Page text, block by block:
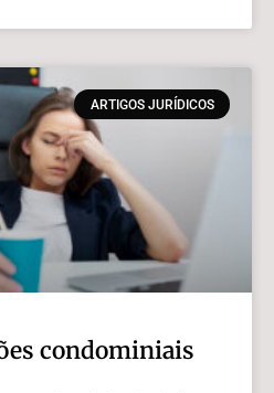
ARTIGOS JURÍDICOS
condominiais